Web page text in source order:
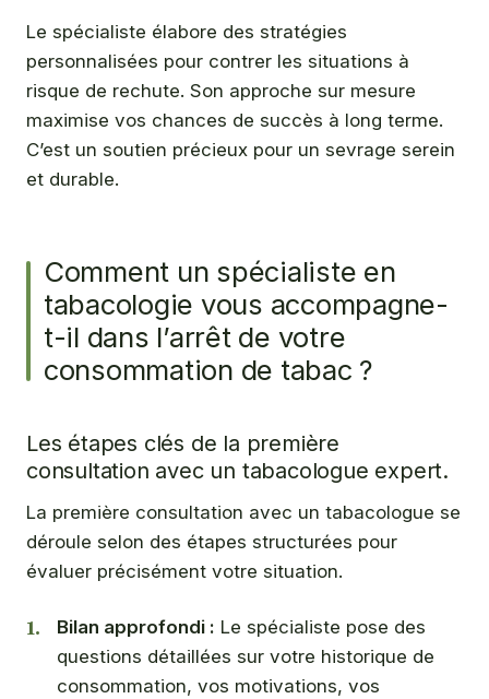
Le spécialiste élabore des stratégies
personnalisées pour contrer les situations à
risque de rechute. Son approche sur mesure
maximise vos chances de succès à long terme.
C’est un soutien précieux pour un sevrage serein
et durable.
Comment un spécialiste en
tabacologie vous accompagne-
t-il dans l’arrêt de votre
consommation de tabac ?
Les étapes clés de la première
consultation avec un tabacologue expert.
La première consultation avec un tabacologue se
déroule selon des étapes structurées pour
évaluer précisément votre situation.
Bilan approfondi : Le spécialiste pose des
questions détaillées sur votre historique de
consommation, vos motivations, vos